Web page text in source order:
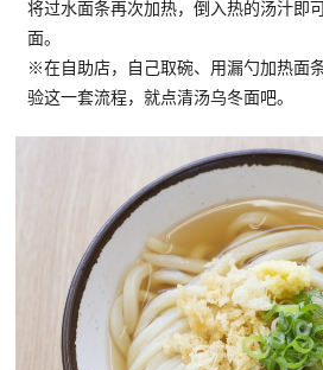
将过水面条再次加热，倒入热的汤汁即
面。
※在自助店，自己取碗、用漏勺加热面
验这一套流程，就点清汤乌冬面吧。